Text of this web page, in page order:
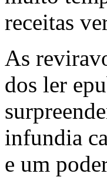
receitas
As
dos ler
infundia
e um